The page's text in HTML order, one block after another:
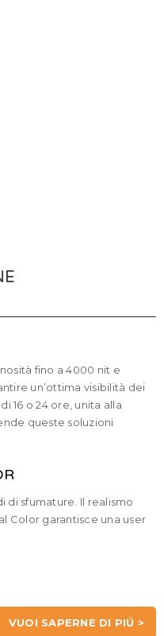
fino a 4000 nit e
un’ottima visibilità dei
16 o 24 ore, unita alla
queste soluzioni
di sfumature. Il realismo
Color garantisce una user
VUOI SAPERNE DI PIÚ >